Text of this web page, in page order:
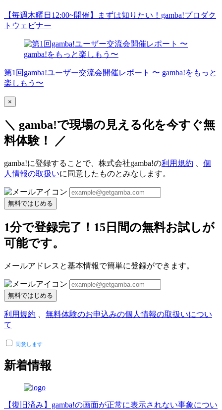
【毎週木曜日12:00~開催】まずは知りたい！gamba!プロダク
トウェビナー
第1回gamba!ユーザー交流会開催レポート 〜 gamba!をもっと
楽しもう〜
×
＼ gamba!で現場の見える化を今すぐ無
料体験！ ／
gamba!に登録することで、株式会社gamba!の利用規約
個
人情報の取扱いに同意したものとみなします。
無料ではじめる
1分で登録完了！15日間の無料お試しが
可能です。
メールアドレスと基本情報で簡単に登録ができます。
無料ではじめる
利用規約
無料体験のお申込みの個人情報の取扱いについ
て
同意します
新着情報
【復旧済み】gamba!の画面が正常に表示されない事象につい